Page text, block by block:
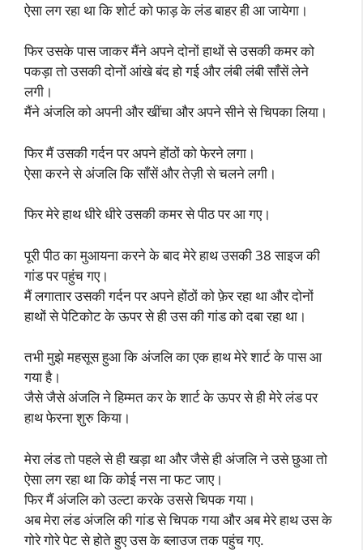
ऐसा लग रहा था कि शोर्ट को फाड़ के लंड बाहर ही आ जायेगा।
फिर उसके पास जाकर मैंने अपने दोनों हाथों से उसकी कमर को
पकड़ा तो उसकी दोनों आंखे बंद हो गई और लंबी लंबी साँसें लेने
लगी।
मैंने अंजलि को अपनी और खींचा और अपने सीने से चिपका लिया।
फिर मैं उसकी गर्दन पर अपने होंठों को फेरने लगा।
ऐसा करने से अंजलि कि साँसें और तेज़ी से चलने लगी।
फिर मेरे हाथ धीरे धीरे उसकी कमर से पीठ पर आ गए।
पूरी पीठ का मुआयना करने के बाद मेरे हाथ उसकी 38 साइज की
गांड पर पहुंच गए।
मैं लगातार उसकी गर्दन पर अपने होंठों को फ़ेर रहा था और दोनों
हाथों से पेटिकोट के ऊपर से ही उस की गांड को दबा रहा था।
तभी मुझे महसूस हुआ कि अंजलि का एक हाथ मेरे शार्ट के पास आ
गया है।
जैसे जैसे अंजलि ने हिम्मत कर के शार्ट के ऊपर से ही मेरे लंड पर
हाथ फेरना शुरु किया।
मेरा लंड तो पहले से ही खड़ा था और जैसे ही अंजलि ने उसे छुआ तो
ऐसा लग रहा था कि कोई नस ना फट जाए।
फिर मैं अंजलि को उल्टा करके उससे चिपक गया।
अब मेरा लंड अंजलि की गांड से चिपक गया और अब मेरे हाथ उस के
गोरे गोरे पेट से होते हुए उस के ब्लाउज तक पहुंच गए.